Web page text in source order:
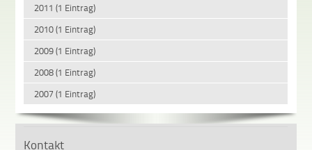
2011 (1 Eintrag)
2010 (1 Eintrag)
2009 (1 Eintrag)
2008 (1 Eintrag)
2007 (1 Eintrag)
Kontakt